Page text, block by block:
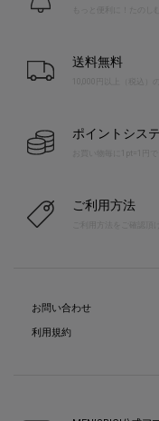
送料無料
10,000円以上（税込）
ポイントシス
お買い物毎に1pt=1円
ご利用方法
お問い合わせ
利用規約